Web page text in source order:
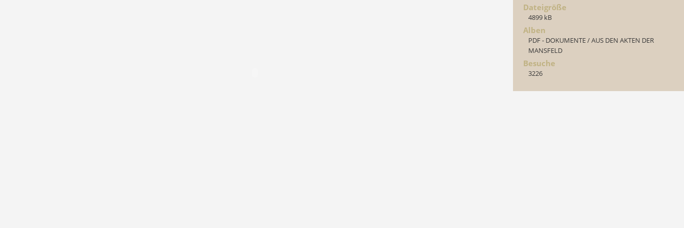
Dateigröße
4899 kB
Alben
PDF - DOKUMENTE/AUS DEN AKTEN DER
MANSFELD
Besuche
3226